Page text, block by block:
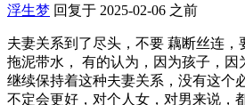
浮生梦 回复于 2025-02-06 之前
夫妻关系到了尽头，不要 藕断丝连，
拖泥带水， 有的认为，因为孩子，因
继续保持着这种夫妻关系，没有这个
不定会更好，对个人女，对男来说，